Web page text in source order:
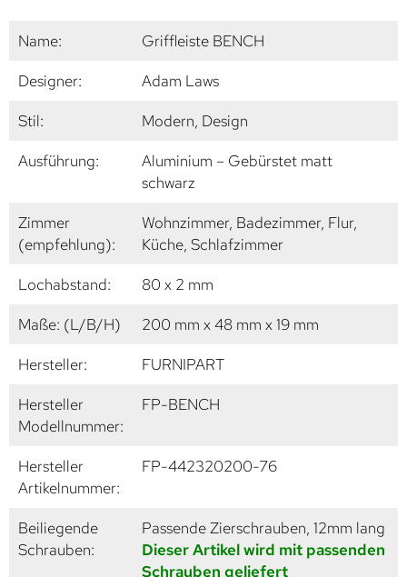
Name:
Griffleiste BENCH
Designer:
Adam Laws
Stil:
Modern, Design
Ausführung:
Aluminium – Gebürstet matt
schwarz
Zimmer
(empfehlung):
Wohnzimmer, Badezimmer, Flur,
Küche, Schlafzimmer
Lochabstand:
80 x 2 mm
Maße: (L/B/H)
200 mm x 48 mm x 19 mm
Hersteller:
FURNIPART
Hersteller
Modellnummer:
FP-BENCH
Hersteller
Artikelnummer:
FP-442320200-76
Beiliegende
Schrauben:
Passende Zierschrauben, 12mm lang
Dieser Artikel wird mit passenden
Schrauben geliefert